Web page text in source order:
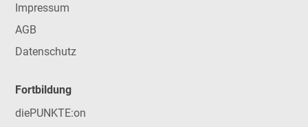
Impressum
AGB
Datenschutz
Fortbildung
diePUNKTE:on